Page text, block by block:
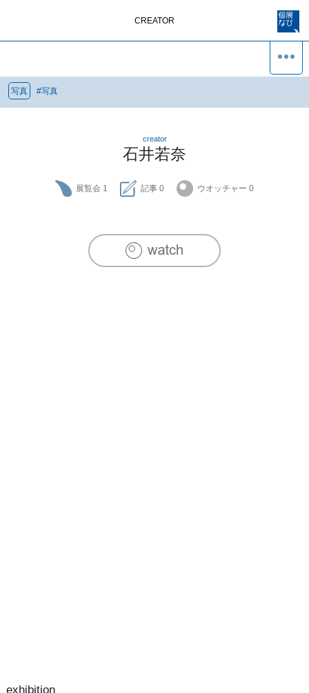
CREATOR
写真 #写真
creator
石井若奈
展覧会 1 記事 0 ウオッチャー 0
exhibition